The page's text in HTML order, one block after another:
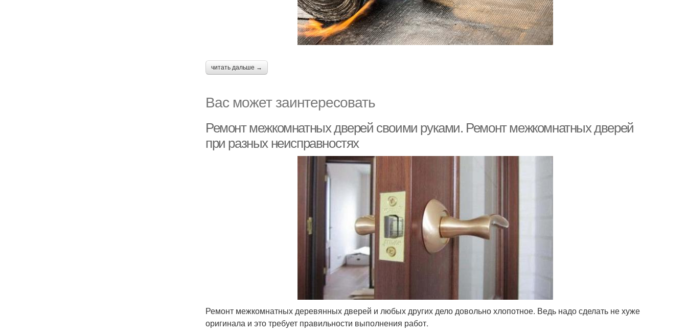
читать дальше →
Вас может заинтересовать
Ремонт межкомнатных дверей своими руками. Ремонт межкомнатных дверей
при разных неисправностях
Ремонт межкомнатных деревянных дверей и любых других дело довольно хлопотное. Ведь надо сделать не хуже
оригинала и это требует правильности выполнения работ.